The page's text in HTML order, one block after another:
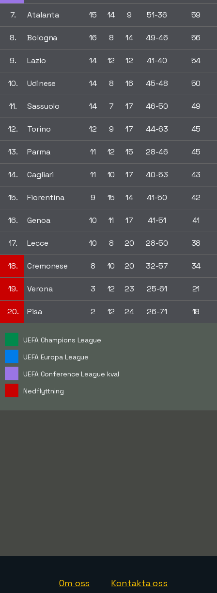
7. Atalanta 15 14 9 51-36 59
8. Bologna 16 8 14 49-46 56
9. Lazio 14 12 12 41-40 54
10. Udinese 14 8 16 45-48 50
11. Sassuolo 14 7 17 46-50 49
12. Torino 12 9 17 44-63 45
13. Parma 11 12 15 28-46 45
14. Cagliari 11 10 17 40-53 43
15. Fiorentina 9 15 14 41-50 42
16. Genoa 10 11 17 41-51 41
17. Lecce 10 8 20 28-50 38
18. Cremonese 8 10 20 32-57 34
19. Verona 3 12 23 25-61 21
20. Pisa 2 12 24 26-71 18
UEFA Champions League
UEFA Europa League
UEFA Conference League kval
Nedflyttning
Om oss Kontakta oss